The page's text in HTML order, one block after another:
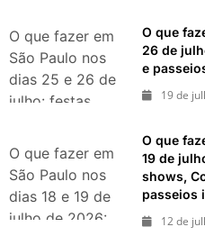
exposições,
parques e
passeios
imperdíveis
O que fazer em
São Paulo nos
dias 25 e 26 de
julho: festas,
exposições e
passeios
imperdíveis
O que
26 de
e
19 de
O que fazer em
São Paulo nos
dias 18 e 19 de
julho de 2026:
O que
19 de
shows,
passeios
12 de